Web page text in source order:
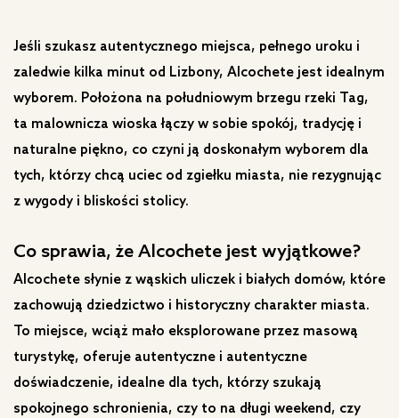
Jeśli szukasz autentycznego miejsca, pełnego uroku i
zaledwie kilka minut od Lizbony, Alcochete jest idealnym
wyborem. Położona na południowym brzegu rzeki Tag,
ta malownicza wioska łączy w sobie spokój, tradycję i
naturalne piękno, co czyni ją doskonałym wyborem dla
tych, którzy chcą uciec od zgiełku miasta, nie rezygnując
z wygody i bliskości stolicy.
Co sprawia, że ​​Alcochete jest wyjątkowe?
Alcochete słynie z wąskich uliczek i białych domów, które
zachowują dziedzictwo i historyczny charakter miasta.
To miejsce, wciąż mało eksplorowane przez masową
turystykę, oferuje autentyczne i autentyczne
doświadczenie, idealne dla tych, którzy szukają
spokojnego schronienia, czy to na długi weekend, czy